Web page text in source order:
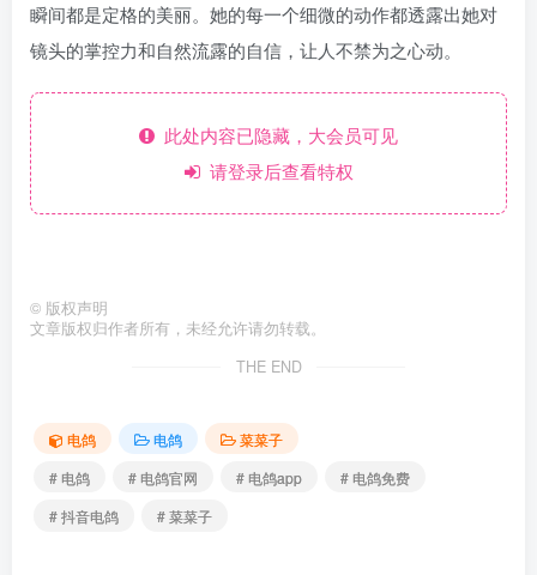
瞬间都是定格的美丽。她的每一个细微的动作都透露出她对
镜头的掌控力和自然流露的自信，让人不禁为之心动。
此处内容已隐藏，大会员可见
请登录后查看特权
© 版权声明
文章版权归作者所有，未经允许请勿转载。
THE END
电鸽 电鸽
菜菜子
# 电鸽
# 电鸽官网 # 电鸽app
# 电鸽免费
# 抖音电鸽
# 菜菜子